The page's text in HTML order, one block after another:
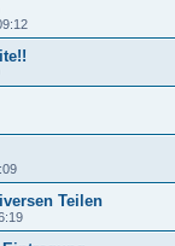
Teilen